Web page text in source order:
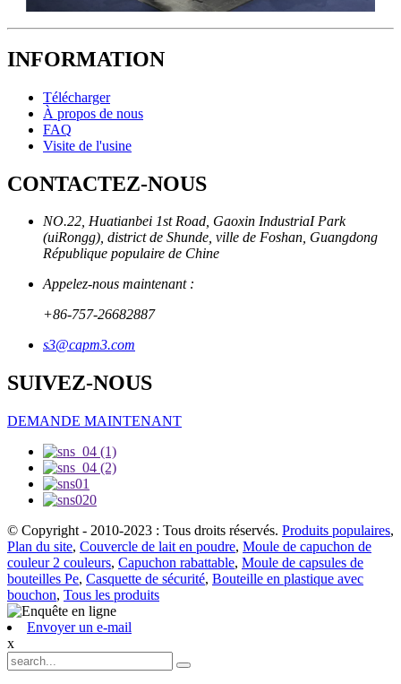
INFORMATION
Télécharger
À propos de nous
FAQ
Visite de l'usine
CONTACTEZ-NOUS
NO.22, Huatianbei 1st Road, Gaoxin IndustriaI Park
(uiRongg), district de Shunde, ville de Foshan, Guangdong
République populaire de Chine
Appelez-nous maintenant :
+86-757-26682887
s3@capm3.com
SUIVEZ-NOUS
DEMANDE MAINTENANT
© Copyright - 2010-2023 : Tous droits réservés. Produits populaires,
Plan du site, Couvercle de lait en poudre, Moule de capuchon de
couleur 2 couleurs, Capuchon rabattable, Moule de capsules de
bouteilles Pe, Casquette de sécurité, Bouteille en plastique avec
bouchon, Tous les produits
Envoyer un e-mail
x